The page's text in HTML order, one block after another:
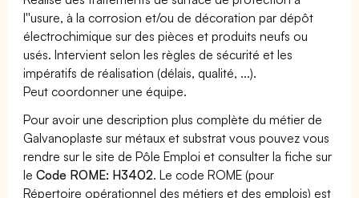
l''usure, à la corrosion et/ou de décoration par dépôt
électrochimique sur des pièces et produits neufs ou
usés. Intervient selon les règles de sécurité et les
impératifs de réalisation (délais, qualité, ...).
Peut coordonner une équipe.
Pour avoir une description plus complète du métier de
Galvanoplaste sur métaux et substrat vous pouvez vous
rendre sur le site de Pôle Emploi et consulter la fiche sur
leCode ROME: H3402. Le code ROME (pour
Répertoire opérationnel des métiers et des emplois) est